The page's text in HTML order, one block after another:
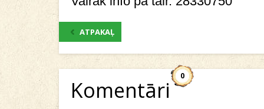
ATPAKAĻ
Komentāri
0